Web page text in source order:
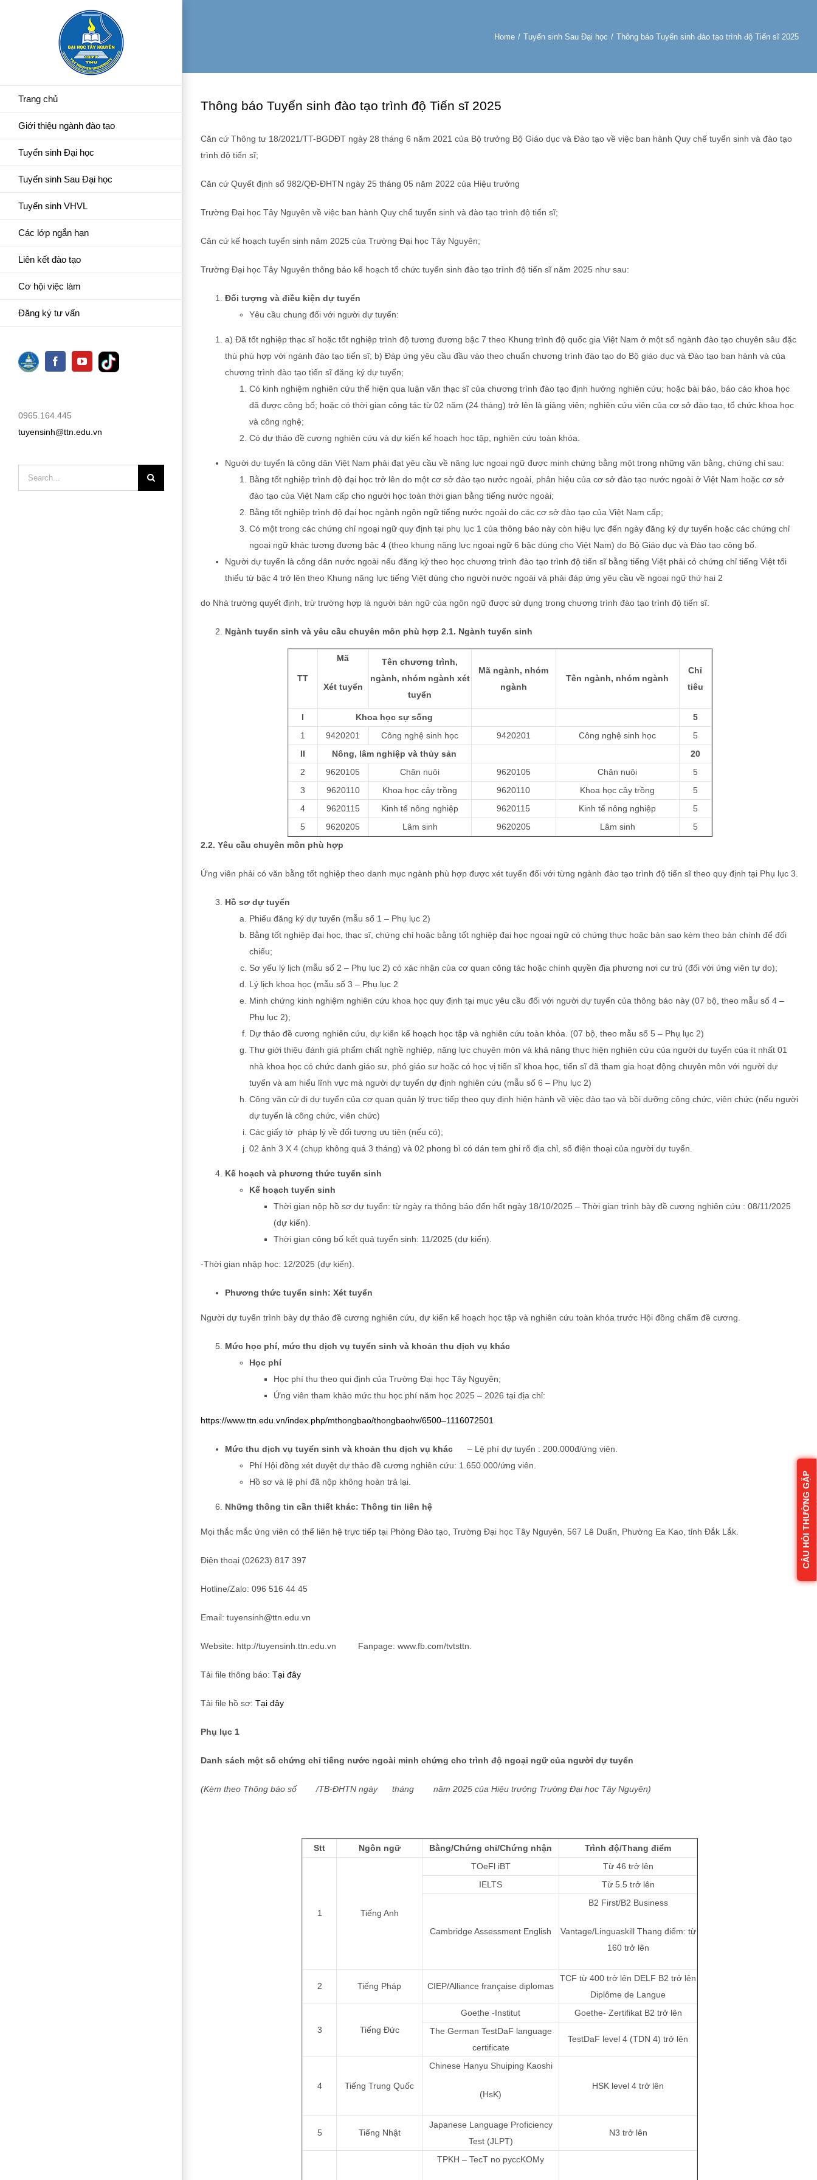
Trang chủ
Giới thiệu ngành đào tạo
Tuyển sinh Đại học
Tuyển sinh Sau Đại học
Tuyển sinh VHVL
Các lớp ngắn hạn
Liên kết đào tạo
Cơ hội việc làm
Đăng ký tư vấn
facebookyoutube
TikTok
0965.164.445
tuyensinh@ttn.edu.vn
for:
Home / Tuyển sinh Sau Đại học / Thông báo Tuyển sinh đào tạo trình độ Tiến sĩ 2025
Thông báo Tuyển sinh đào tạo trình độ Tiến sĩ 2025
Căn cứ Thông tư 18/2021/TT-BGDĐT ngày 28 tháng 6 năm 2021 của Bộ trưởng Bộ Giáo dục và Đào tạo về việc ban hành Quy chế tuyển sinh và đào tạo
trình độ tiến sĩ;
Căn cứ Quyết định số 982/QĐ-ĐHTN ngày 25 tháng 05 năm 2022 của Hiệu trưởng
Trường Đại học Tây Nguyên về việc ban hành Quy chế tuyển sinh và đào tạo trình độ tiến sĩ;
Căn cứ kế hoạch tuyển sinh năm 2025 của Trường Đại học Tây Nguyên;
Trường Đại học Tây Nguyên thông báo kế hoạch tổ chức tuyển sinh đào tạo trình độ tiến sĩ năm 2025 như sau:
Đối tượng và điều kiện dự tuyển
Yêu cầu chung đối với người dự tuyển:
a) Đã tốt nghiệp thạc sĩ hoặc tốt nghiệp trình độ tương đương bậc 7 theo Khung trình độ quốc gia Việt Nam ở một số ngành đào tạo chuyên sâu đặc
thù phù hợp với ngành đào tạo tiến sĩ; b) Đáp ứng yêu cầu đầu vào theo chuẩn chương trình đào tạo do Bộ giáo dục và Đào tạo ban hành và của
chương trình đào tạo tiến sĩ đăng ký dự tuyển;
Có kinh nghiệm nghiên cứu thể hiện qua luận văn thạc sĩ của chương trình đào tạo định hướng nghiên cứu; hoặc bài báo, báo cáo khoa học
đã được công bố; hoặc có thời gian công tác từ 02 năm (24 tháng) trở lên là giảng viên; nghiên cứu viên của cơ sở đào tạo, tổ chức khoa học
và công nghệ;
Có dự thảo đề cương nghiên cứu và dự kiến kế hoạch học tập, nghiên cứu toàn khóa.
Người dự tuyển là công dân Việt Nam phải đạt yêu cầu về năng lực ngoại ngữ được minh chứng bằng một trong những văn bằng, chứng chỉ sau:
Bằng tốt nghiệp trình độ đại học trở lên do một cơ sở đào tạo nước ngoài, phân hiệu của cơ sở đào tạo nước ngoài ở Việt Nam hoặc cơ sở
đào tạo của Việt Nam cấp cho người học toàn thời gian bằng tiếng nước ngoài;
Bằng tốt nghiệp trình độ đại học ngành ngôn ngữ tiếng nước ngoài do các cơ sở đào tạo của Việt Nam cấp;
Có một trong các chứng chỉ ngoại ngữ quy định tại phụ lục 1 của thông báo này còn hiệu lực đến ngày đăng ký dự tuyển hoặc các chứng chỉ
ngoại ngữ khác tương đương bậc 4 (theo khung năng lực ngoại ngữ 6 bậc dùng cho Việt Nam) do Bộ Giáo dục và Đào tạo công bố.
Người dự tuyển là công dân nước ngoài nếu đăng ký theo học chương trình đào tạo trình độ tiến sĩ bằng tiếng Việt phải có chứng chỉ tiếng Việt tối
thiểu từ bậc 4 trở lên theo Khung năng lực tiếng Việt dùng cho người nước ngoài và phải đáp ứng yêu cầu về ngoại ngữ thứ hai 2
do Nhà trường quyết định, trừ trường hợp là người bản ngữ của ngôn ngữ được sử dụng trong chương trình đào tạo trình độ tiến sĩ.
Ngành tuyển sinh và yêu cầu chuyên môn phù hợp 2.1. Ngành tuyển sinh
TT
Mã
Xét tuyển
Tên chương trình,
ngành, nhóm ngành xét
tuyển
Mã ngành, nhóm
ngành
Tên ngành, nhóm ngành
Chỉ
tiêu
I Khoa học sự sống
5
1
9420201 Công nghệ sinh học 9420201 Công nghệ sinh học
5
II
Nông, lâm nghiệp và thủy sản
20
2
9620105 Chăn nuôi 9620105 Chăn nuôi
5
3
9620110 Khoa học cây trồng 9620110 Khoa học cây trồng
5
4
9620115 Kinh tế nông nghiệp 9620115 Kinh tế nông nghiệp
5
5
9620205 Lâm sinh 9620205 Lâm sinh
5
2.2. Yêu cầu chuyên môn phù hợp
Ứng viên phải có văn bằng tốt nghiệp theo danh mục ngành phù hợp được xét tuyển đối với từng ngành đào tạo trình độ tiến sĩ theo quy định tại Phụ lục 3.
Hồ sơ dự tuyển
Phiếu đăng ký dự tuyển (mẫu số 1 – Phụ lục 2)
Bằng tốt nghiệp đại học, thạc sĩ, chứng chỉ hoặc bằng tốt nghiệp đại học ngoại ngữ có chứng thực hoặc bản sao kèm theo bản chính để đối
chiếu;
Sơ yếu lý lịch (mẫu số 2 – Phụ lục 2) có xác nhận của cơ quan công tác hoặc chính quyền địa phương nơi cư trú (đối với ứng viên tự do);
Lý lịch khoa học (mẫu số 3 – Phụ lục 2
Minh chứng kinh nghiệm nghiên cứu khoa học quy định tại mục yêu cầu đối với người dự tuyển của thông báo này (07 bộ, theo mẫu số 4 –
Phụ lục 2);
Dự thảo đề cương nghiên cứu, dự kiến kế hoạch học tập và nghiên cứu toàn khóa. (07 bộ, theo mẫu số 5 – Phụ lục 2)
Thư giới thiệu đánh giá phẩm chất nghề nghiệp, năng lực chuyên môn và khả năng thực hiện nghiên cứu của người dự tuyển của ít nhất 01
nhà khoa học có chức danh giáo sư, phó giáo sư hoặc có học vị tiến sĩ khoa học, tiến sĩ đã tham gia hoạt động chuyên môn với người dự
tuyển và am hiểu lĩnh vực mà người dự tuyển dự định nghiên cứu (mẫu số 6 – Phụ lục 2)
Công văn cử đi dự tuyển của cơ quan quản lý trực tiếp theo quy định hiện hành về việc đào tạo và bồi dưỡng công chức, viên chức (nếu người
dự tuyển là công chức, viên chức)
Các giấy tờ pháp lý về đối tượng ưu tiên (nếu có);
02 ảnh 3 X 4 (chụp không quá 3 tháng) và 02 phong bì có dán tem ghi rõ địa chỉ, số điện thoại của người dự tuyển.
Kế hoạch và phương thức tuyển sinh
Kế hoạch tuyển sinh
Thời gian nộp hồ sơ dự tuyển: từ ngày ra thông báo đến hết ngày 18/10/2025 – Thời gian trình bày đề cương nghiên cứu : 08/11/2025
(dự kiến).
Thời gian công bố kết quả tuyển sinh: 11/2025 (dự kiến).
-Thời gian nhập học: 12/2025 (dự kiến).
Phương thức tuyển sinh: Xét tuyển
Người dự tuyển trình bày dự thảo đề cương nghiên cứu, dự kiến kế hoạch học tập và nghiên cứu toàn khóa trước Hội đồng chấm đề cương.
Mức học phí, mức thu dịch vụ tuyển sinh và khoản thu dịch vụ khác
Học phí
Học phí thu theo qui định của Trường Đại học Tây Nguyên;
Ứng viên tham khảo mức thu học phí năm học 2025 – 2026 tại địa chỉ:
https://www.ttn.edu.vn/index.php/mthongbao/thongbaohv/6500–1116072501
Mức thu dịch vụ tuyển sinh và khoản thu dịch vụ khác
– Lệ phí dự tuyển : 200.000đ/ứng viên.
Phí Hội đồng xét duyệt dự thảo đề cương nghiên cứu: 1.650.000/ứng viên.
Hồ sơ và lệ phí đã nộp không hoàn trả lại.
Những thông tin cần thiết khác: Thông tin liên hệ
Mọi thắc mắc ứng viên có thể liên hệ trực tiếp tại Phòng Đào tạo, Trường Đại học Tây Nguyên, 567 Lê Duẩn, Phường Ea Kao, tỉnh Đắk Lắk.
Điện thoại (02623) 817 397
Hotline/Zalo: 096 516 44 45
Email: tuyensinh@ttn.edu.vn
Website: http://tuyensinh.ttn.edu.vn Fanpage: www.fb.com/tvtsttn.
Tải file thông báo: Tại đây
Tải file hồ sơ: Tại đây
Phụ lục 1
Danh sách một số chứng chỉ tiếng nước ngoài minh chứng cho trình độ ngoại ngữ của người dự tuyển
(Kèm theo Thông báo số /TB-ĐHTN ngày tháng năm 2025 của Hiệu trưởng Trường Đại học Tây Nguyên)
Stt Ngôn ngữ Bằng/Chứng chỉ/Chứng nhận Trình độ/Thang điểm
1 Tiếng Anh
TOeFl iBT
Từ 46 trở lên
IELTS
Từ 5.5 trở lên
Cambridge Assessment English
B2 First/B2 Business
Vantage/Linguaskill Thang điểm: từ
160 trở lên
2 Tiếng Pháp CIEP/Alliance française diplomas
TCF từ 400 trở lên DELF B2 trở lên
Diplôme de Langue
3 Tiếng Đức
Goethe -Institut
Goethe- Zertifikat B2 trở lên
The German TestDaF language
certificate
TestDaF level 4 (TDN 4) trở lên
4 Tiếng Trung Quốc
Chinese Hanyu Shuiping Kaoshi
(HsK)
HSK level 4 trở lên
5 Tiếng Nhật
Japanese Language Proficiency
Test (JLPT)
N3 trở lên
TPKH – TecT no pyccKOMy
CÂU HỎI THƯỜNG GẶP